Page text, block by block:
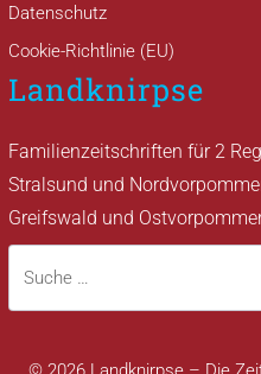
Datenschutz
Cookie-Richtlinie (EU)
Landknirpse
Familienzeitschriften für 2
Stralsund und
Greifswald und
Suche